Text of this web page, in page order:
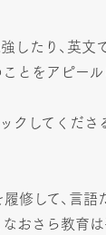
したり、英文
とをアピー
してくださ
修して、言
おさら教育